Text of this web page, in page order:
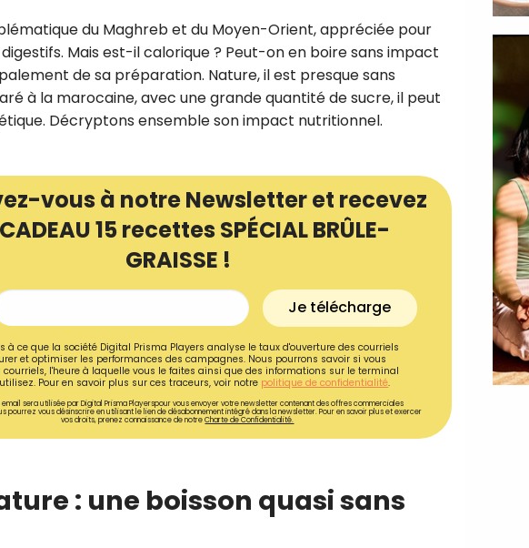
du Maghreb et du Moyen-Orient, appréciée pour
Mais est-il calorique ? Peut-on en boire sans impact
de sa préparation. Nature, il est presque sans
à la marocaine, avec une grande quantité de sucre, il peut
Décryptons ensemble son impact nutritionnel.
vous à notre Newsletter et recevez
15 recettes SPÉCIAL BRÛLE-
GRAISSE !
Je télécharge
à ce que la société Digital Prisma Players analyse le taux d'ouverture des courriels
et optimiser les performances des campagnes. Nous pourrons savoir si vous
courriels, l'heure à laquelle vous le faites ainsi que des informations sur le terminal
Pour en savoir plus sur ces traceurs, voir notre politique de confidentialité.
email sera utilisée par Digital Prisma Playerspour vous envoyer votre newsletter contenant des offres commerciales
pourrez vous désinscrire en utilisant le lien de désabonnement intégré dans la newsletter. Pour en savoir plus et exercer
vos droits, prenez connaissance de notreCharte de Confidentialité.
: une boisson quasi sans
Recevez gratuitement 180
!